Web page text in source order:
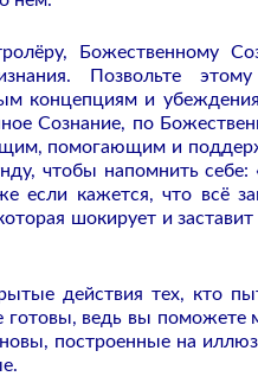
Божественному
Позвольте
концепциям и
Сознание, по
помогающим и
чтобы напомнить
если кажется, что всё
шокирует и
действия тех, кто
ведь вы поможете
построенные на